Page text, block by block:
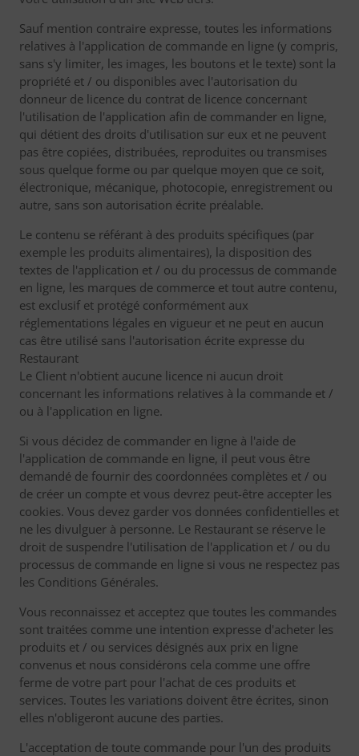
Sauf mention contraire expresse, toutes les informations
relatives à l'application de commande en ligne (y compris,
sans s'y limiter, les images, les boutons et le texte) sont la
propriété et / ou disponibles avec l'autorisation du
donneur de licence du contrat de licence concernant
l'utilisation de l'application afin de commander en ligne,
qui détient des droits d'utilisation sur eux et ne peuvent
pas être copiées, distribuées, reproduites ou transmises
sous quelque forme ou par quelque moyen que ce soit,
électronique, mécanique, photocopie, enregistrement ou
autre, sans son autorisation écrite préalable.
Le contenu se référant à des produits spécifiques (par
exemple les produits alimentaires), la disposition des
textes de l'application et / ou du processus de commande
en ligne, les marques de commerce et tout autre contenu,
est exclusif et protégé conformément aux
réglementations légales en vigueur et ne peut en aucun
cas être utilisé sans l'autorisation écrite expresse du
Restaurant
Le Client n'obtient aucune licence ni aucun droit
concernant les informations relatives à la commande et /
ou à l'application en ligne.
Si vous décidez de commander en ligne à l'aide de
l'application de commande en ligne, il peut vous être
demandé de fournir des coordonnées complètes et / ou
de créer un compte et vous devrez peut-être accepter les
cookies. Vous devez garder vos données confidentielles et
ne les divulguer à personne. Le Restaurant se réserve le
droit de suspendre l'utilisation de l'application et / ou du
processus de commande en ligne si vous ne respectez pas
les Conditions Générales.
Vous reconnaissez et acceptez que toutes les commandes
sont traitées comme une intention expresse d'acheter les
produits et / ou services désignés aux prix en ligne
convenus et nous considérons cela comme une offre
ferme de votre part pour l'achat de ces produits et
services. Toutes les variations doivent être écrites, sinon
elles n'obligeront aucune des parties.
L'acceptation de toute commande pour l'un des produits